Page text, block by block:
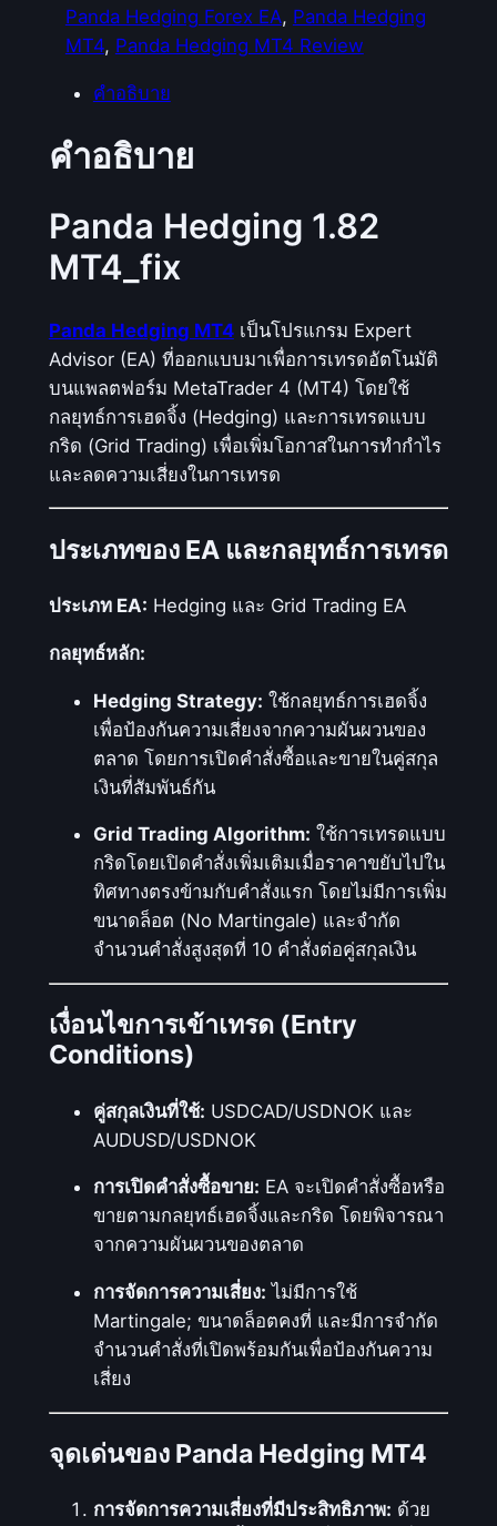
Panda Hedging Forex EA, Panda Hedging
MT4, Panda Hedging MT4 Review
คำอธิบาย
คำอธิบาย
Panda Hedging 1.82
MT4_fix
Panda Hedging MT4เป็นโปรแกรม Expert
Advisor (EA) ที่ออกแบบมาเพื่อการเทรดอัตโนมัติ
บนแพลตฟอร์ม MetaTrader 4 (MT4) โดยใช้
กลยุทธ์การเฮดจิ้ง (Hedging) และการเทรดแบบ
กริด (Grid Trading) เพื่อเพิ่มโอกาสในการทำกำไร
และลดความเสี่ยงในการเทรด
ประเภทของ EA และกลยุทธ์การเทรด
ประเภท EA: Hedging และ Grid Trading EA
กลยุทธ์หลัก:
Hedging Strategy: ใช้กลยุทธ์การเฮดจิ้ง
เพื่อป้องกันความเสี่ยงจากความผันผวนของ
ตลาด โดยการเปิดคำสั่งซื้อและขายในคู่สกุล
เงินที่สัมพันธ์กัน
Grid Trading Algorithm: ใช้การเทรดแบบ
กริดโดยเปิดคำสั่งเพิ่มเติมเมื่อราคาขยับไปใน
ทิศทางตรงข้ามกับคำสั่งแรก โดยไม่มีการเพิ่ม
ขนาดล็อต (No Martingale) และจำกัด
จำนวนคำสั่งสูงสุดที่ 10 คำสั่งต่อคู่สกุลเงิน
เงื่อนไขการเข้าเทรด (Entry
Conditions)
คู่สกุลเงินที่ใช้: USDCAD/USDNOK และ
AUDUSD/USDNOK
การเปิดคำสั่งซื้อขาย: EA จะเปิดคำสั่งซื้อหรือ
ขายตามกลยุทธ์เฮดจิ้งและกริด โดยพิจารณา
จากความผันผวนของตลาด
การจัดการความเสี่ยง: ไม่มีการใช้
Martingale; ขนาดล็อตคงที่ และมีการจำกัด
จำนวนคำสั่งที่เปิดพร้อมกันเพื่อป้องกันความ
เสี่ยง
จุดเด่นของ Panda Hedging MT4
การจัดการความเสี่ยงที่มีประสิทธิภาพ: ด้วย